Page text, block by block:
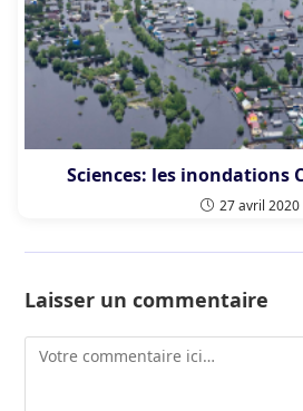
Sciences: les inondations
27 avril 2020
Laisser un commentaire
Comment